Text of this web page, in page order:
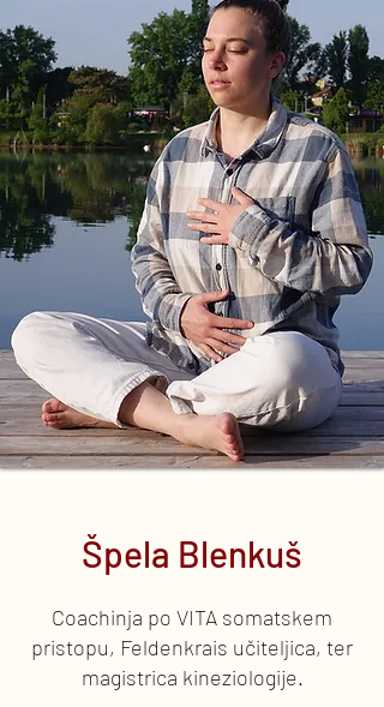
Špela Blenkuš
Coachinja po VITA somatskem
pristopu, Feldenkrais učiteljica, ter
magistrica kineziologije.